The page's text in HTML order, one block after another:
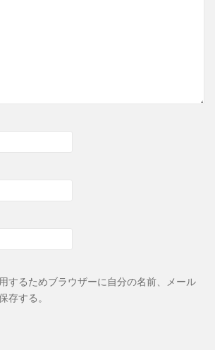
するためブラウザーに自分の名前、メール
存する。